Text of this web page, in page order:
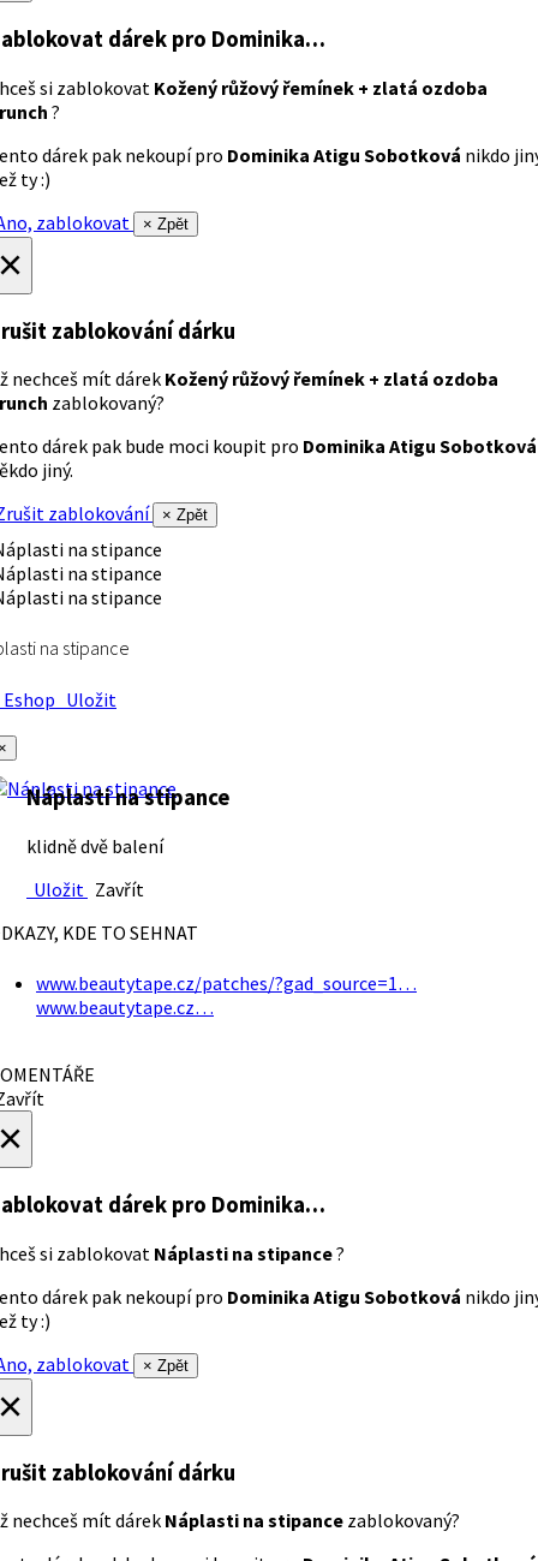
dárek pro Dominika…
si zablokovat Kožený růžový řemínek + zlatá ozdoba
?
dárek pak nekoupí pro Dominika Atigu Sobotková nikdo
ty :)
zablokovat
× Zpět
zablokování dárku
nechceš mít dárek Kožený růžový řemínek + zlatá ozdoba
zablokovaný?
dárek pak bude moci koupit pro Dominika Atigu Sobotková
jiný.
zablokování
× Zpět
na stipance
Uložit
Náplasti na stipance
klidně dvě balení
Uložit Zavřít
KDE TO SEHNAT
www.beautytape.cz/patches/?gad_source=1…
www.beautytape.cz…
dárek pro Dominika…
si zablokovat Náplasti na stipance?
dárek pak nekoupí pro Dominika Atigu Sobotková nikdo
ty :)
zablokovat
× Zpět
zablokování dárku
nechceš mít dárek Náplasti na stipance zablokovaný?